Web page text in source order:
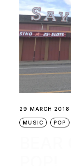
29 MARCH 2018
MUSIC
POP